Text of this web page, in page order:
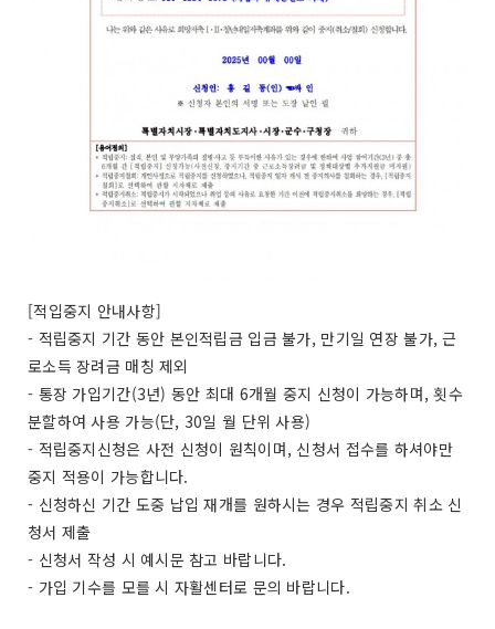
[적입중지 안내사항]
- 적립중지 기간 동안 본인적립금 입금 불가, 만기일 연장 불가, 근
로소득 장려금 매칭 제외
- 통장 가입기간(3년) 동안 최대 6개월 중지 신청이 가능하며, 횟수
분할하여 사용 가능(단, 30일 월 단위 사용)
- 적립중지신청은 사전 신청이 원칙이며, 신청서 접수를 하셔야만
중지 적용이 가능합니다.
- 신청하신 기간 도중 납입 재개를 원하시는 경우 적립중지 취소 신
청서 제출
- 신청서 작성 시 예시문 참고 바랍니다.
- 가입 기수를 모를 시 자활센터로 문의 바랍니다.